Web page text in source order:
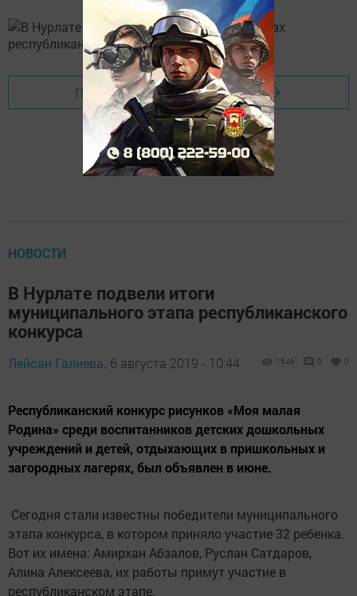
Перейти на страницу новости
НОВОСТИ
В Нурлате подвели итоги
муниципального этапа республиканского
конкурса
Лейсан Галиева, 6 августа 2019 - 10:44 1546 0 0
Республиканский конкурс рисунков «Моя малая
Родина» среди воспитанников детских дошкольных
учреждений и детей, отдыхающих в пришкольных и
загородных лагерях, был объявлен в июне.
Сегодня стали известны победители муниципального
этапа конкурса, в котором приняло участие 32 ребенка.
Вот их имена: Амирхан Абзалов, Руслан Сатдаров,
Алина Алексеева, их работы примут участие в
республиканском этапе.